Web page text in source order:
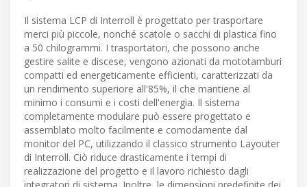
Il sistema LCP di Interroll è progettato per trasportare
merci più piccole, nonché scatole o sacchi di plastica fino
a 50 chilogrammi. I trasportatori, che possono anche
gestire salite e discese, vengono azionati da mototamburi
compatti ed energeticamente efficienti, caratterizzati da
un rendimento superiore all'85%, il che mantiene al
minimo i consumi e i costi dell'energia. Il sistema
completamente modulare può essere progettato e
assemblato molto facilmente e comodamente dal
monitor del PC, utilizzando il classico strumento Layouter
di Interroll. Ciò riduce drasticamente i tempi di
realizzazione del progetto e il lavoro richiesto dagli